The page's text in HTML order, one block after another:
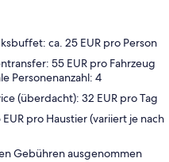
ca. 25 EUR pro Person
55 EUR pro Fahrzeug
Personenanzahl: 4
(überdacht): 32 EUR pro Tag
pro Haustier (variiert je nach
Gebühren ausgenommen